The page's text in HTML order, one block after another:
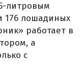
литровым
176 лошадиных
работает в
а
с